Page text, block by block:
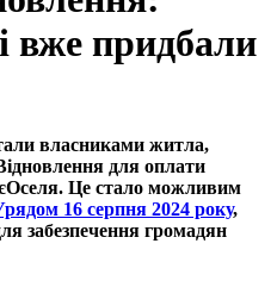
вже придбали
власниками житла,
для оплати
Це стало можливим
16 серпня 2024 року,
забезпечення громадян